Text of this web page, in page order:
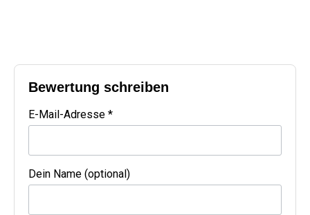
Bewertung schreiben
E-Mail-Adresse *
Dein Name (optional)